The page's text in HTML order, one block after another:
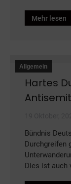
Mehr lesen
Allgemein
Hartes
Bündnis
Durchgreifen
Dies ist auch